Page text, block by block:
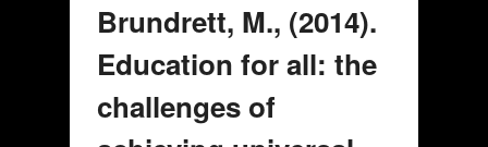
Stress Levels of Primary School
Teachers. SocialIndicatorsResearch.
p.p 1-14, SpringerNetherlands.
Brundrett, M., (2014).
Education for all: the
challenges of